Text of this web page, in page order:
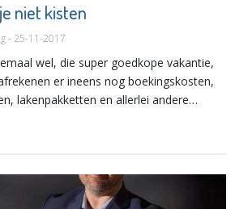
niet kisten
- 25-11-2017
wel, die super goedkope vakantie,
er ineens nog boekingskosten,
lakenpakketten en allerlei andere